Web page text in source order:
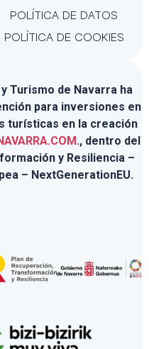
POLÍTICA DE DATOS
POLÍTICA DE COOKIES
Turismo de Navarra ha
para inversiones en
turísticas en la creación
., dentro del
y Resiliencia –
– NextGenerationEU.